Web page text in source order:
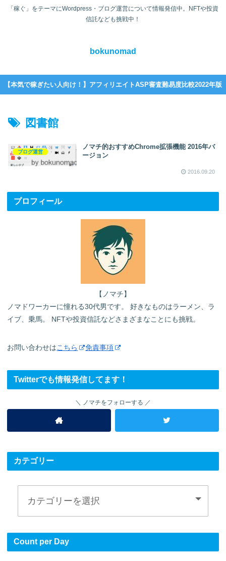
「稼ぐ」をテーマにWordpress・ブログ運営について情報発信中。NFTや投資
信託なども挑戦中！
bokunomad
【本気で稼ぎたい人向け！】アフィリエイトASP審査難易度比較2022年版
図書館
ブログ運営
ノマチ的おすすめChrome拡張機能 2016年バ
ージョン
2016.09.20
プロフィール
【ノマチ】
ノマドワーカーに憧れる30代男です。 好きなものはラーメン、ラ
イブ、乗馬。 NFTや投資信託などさまざまなことにも挑戦。
お問い合わせはこちら 免責事項
Twitterでも情報発信してます！
ノマチをフォローする
カテゴリー
Count per Day